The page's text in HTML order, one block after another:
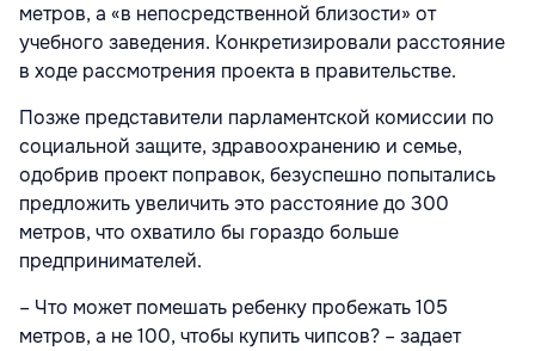
метров, а «в непосредственной близости» от
учебного заведения. Конкретизировали расстояние
в ходе рассмотрения проекта в правительстве.
Позже представители парламентской комиссии по
социальной защите, здравоохранению и семье,
одобрив проект поправок, безуспешно попытались
предложить увеличить это расстояние до 300
метров, что охватило бы гораздо больше
предпринимателей.
– Что может помешать ребенку пробежать 105
метров, а не 100, чтобы купить чипсов? – задает